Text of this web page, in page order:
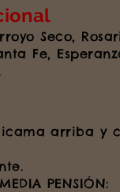
Seco,
Fe,
arriba y
MEDIA PENSIÓN: